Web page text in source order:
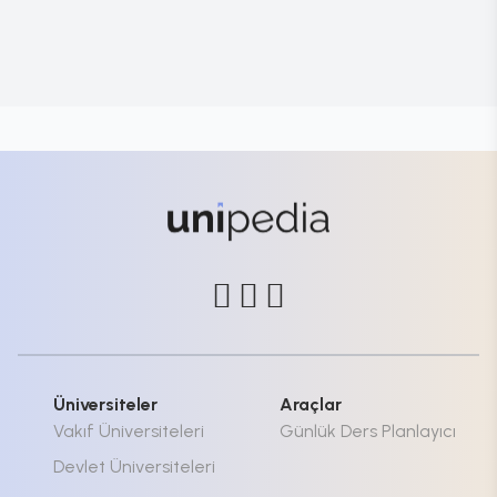
Üniversiteler
Vakıf Üniversiteleri
Devlet Üniversiteleri
Araçlar
Günlük Ders Planlayıcı